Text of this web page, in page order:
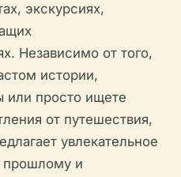
экскурсиях,
Независимо от того,
истории,
или просто ищете
от путешествия,
увлекательное
прошлому и